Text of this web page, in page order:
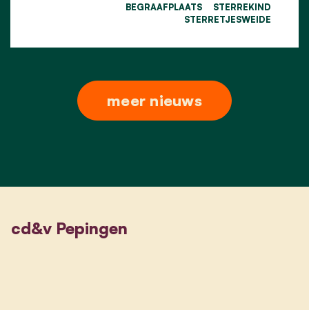
BEGRAAFPLAATS
STERREKIND
STERRETJESWEIDE
meer nieuws
cd&v Pepingen